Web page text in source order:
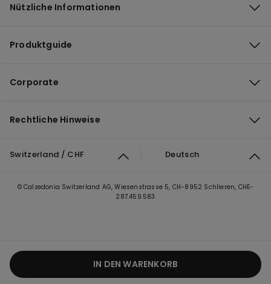
IN DEN WARENKORB
Nützliche Informationen
Produktguide
Corporate
Rechtliche Hinweise
Switzerland / CHF Deutsch
© Calzedonia Switzerland AG, Wiesenstrasse 5, CH-8952 Schlieren, CHE-
287.459.583